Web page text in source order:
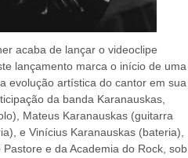
acaba de lançar o videoclipe
lançamento marca o início de uma
evolução artística do cantor em sua
da banda Karanauskas,
Mateus Karanauskas (guitarra
e Vinícius Karanauskas (bateria),
e da Academia do Rock, sob